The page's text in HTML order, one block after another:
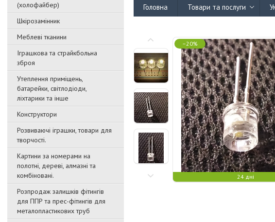
(холофайбер)
Шкірозамінник
Меблеві тканини
Іграшкова та страйкбольна
зброя
Утеплення приміщень,
батарейки, світлодіоди,
ліхтарики та інше
Конструктори
Розвиваючі іграшки, товари для
творчості.
Картини за номерами на
полотні, дереві, алмазні та
комбіновані.
Розпродаж залишків фітингів
для ППР та прес-фітингів для
металопластикових труб
Головна Товари та послуги
–20%
24 дні